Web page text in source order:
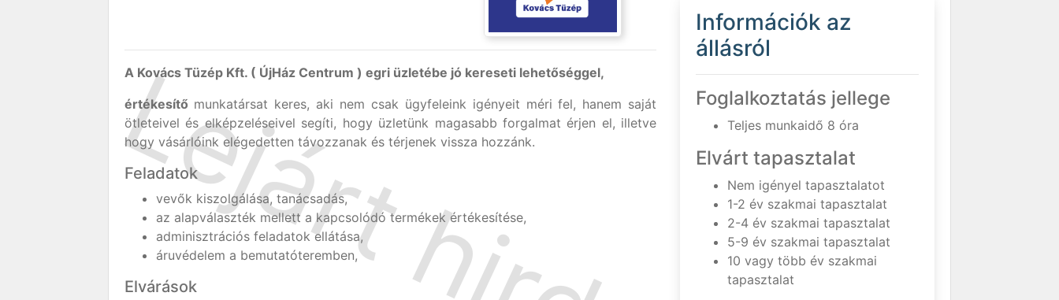
A Kovács Tüzép Kft. ( ÚjHáz Centrum ) egri üzletébe jó kereseti lehetőséggel,
értékesítő munkatársat keres, aki nem csak ügyfeleink igényeit méri fel, hanem saját
ötleteivel és elképzeléseivel segíti, hogy üzletünk magasabb forgalmat érjen el, illetve
hogy vásárlóink elégedetten távozzanak és térjenek vissza hozzánk.
Feladatok
vevők kiszolgálása, tanácsadás,
az alapválaszték mellett a kapcsolódó termékek értékesítése,
adminisztrációs feladatok ellátása,
áruvédelem a bemutatóteremben,
Elvárások
Információk az
állásról
Foglalkoztatás jellege
Teljes munkaidő 8 óra
Elvárt tapasztalat
Nem igényel tapasztalatot
1-2 év szakmai tapasztalat
2-4 év szakmai tapasztalat
5-9 év szakmai tapasztalat
10 vagy több év szakmai
tapasztalat